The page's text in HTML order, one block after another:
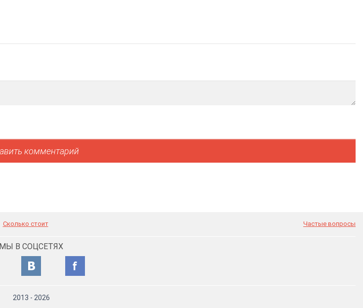
Сколько стоит Частые вопросы
МЫ В СОЦСЕТЯХ
2013 - 2026